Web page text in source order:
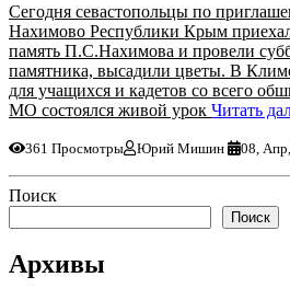
Сегодня севастопольцы по
Нахимово Республики Крым
память П.С.Нахимова и провели
памятника, высадили цветы. В
для учащихся и кадетов со всего
МО состоялся живой урок Читать
361 Просмотры Юрий Мишин 08,
Поиск
Поиск
Архивы